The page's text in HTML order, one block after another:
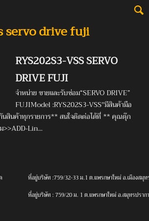
servo drive fuji
RYS202S3-VSS SERVO
DRIVE FUJI
จำหน่าย ขายและรับซ่อม“SERVO DRIVE”
FUJIModel :RYS202S3-VSS''มีสินค้ามือ
นสินค้าทุกรายการ** สนใจติดต่อได้ที่ ** คุณตุ๊ก
>>ADD-Lin...
ที่อยู่บริษัท :759/32-33 ม.1 ต.แพรกษาใหม่ อ.เมืองสมุ
ที่อยู่บริษัท : 759/20 ม. 1 ต.แพรกษาใหม่ อ.สมุทรปรา